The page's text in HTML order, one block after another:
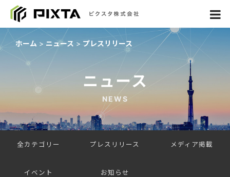
ホーム ニュース プレスリリース
ニュース
NEWS
全カテゴリー プレスリリース メディア掲載
イベント お知らせ